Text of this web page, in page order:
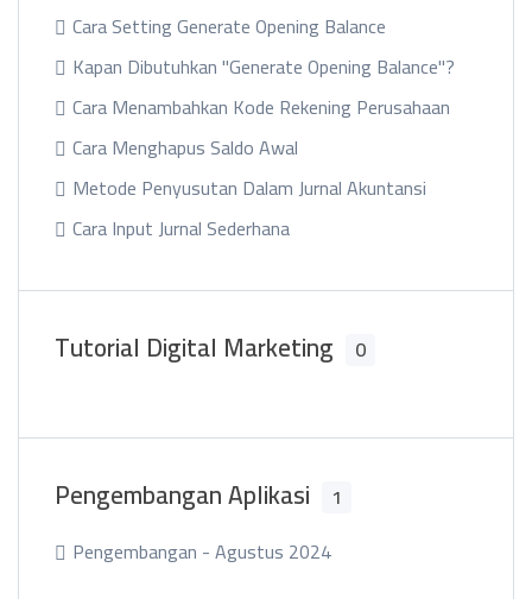
Cara Setting Generate Opening Balance
Kapan Dibutuhkan "Generate Opening Balance"?
Cara Menambahkan Kode Rekening Perusahaan
Cara Menghapus Saldo Awal
Metode Penyusutan Dalam Jurnal Akuntansi
Cara Input Jurnal Sederhana
Tutorial Digital Marketing 0
Pengembangan Aplikasi
1
Pengembangan - Agustus 2024